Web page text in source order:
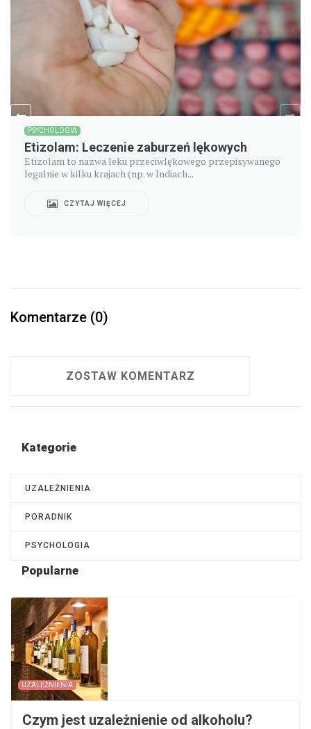
PSYCHOLOGIA
Etizolam: Leczenie zaburzeń lękowych
Etizolam to nazwa leku przeciwlękowego przepisywanego
legalnie w kilku krajach (np. w Indiach...
CZYTAJ WIĘCEJ
Komentarze (0)
ZOSTAW KOMENTARZ
Kategorie
UZALEŻNIENIA
PORADNIK
PSYCHOLOGIA
Popularne
UZALEŻNIENIA
Czym jest uzależnienie od alkoholu?